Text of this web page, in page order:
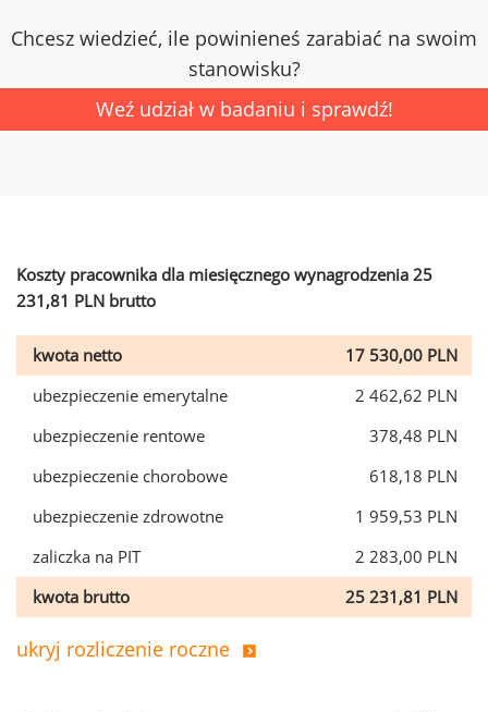
Chcesz wiedzieć, ile powinieneś zarabiać na swoim
stanowisku?
Weź udział w badaniu i sprawdź!
Koszty pracownika dla miesięcznego wynagrodzenia 25
231,81 PLN brutto
kwota netto
17 530,00 PLN
ubezpieczenie emerytalne
2 462,62 PLN
ubezpieczenie rentowe
378,48 PLN
ubezpieczenie chorobowe
618,18 PLN
ubezpieczenie zdrowotne
1 959,53 PLN
zaliczka na PIT
2 283,00 PLN
kwota brutto
25 231,81 PLN
ukryj rozliczenie roczne